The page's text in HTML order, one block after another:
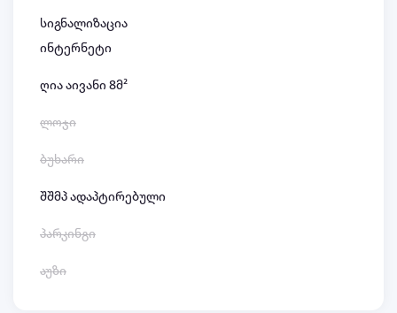
სიგნალიზაცია
ინტერნეტი
ღია აივანი 8მ²
ლოჯი
ბუხარი
შშმპ ადაპტირებული
პარკინგი
აუზი